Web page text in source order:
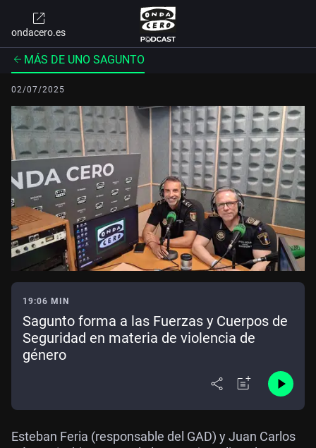
ondacero.es
MÁS DE UNO SAGUNTO
02/07/2025
19:06 MIN
Sagunto forma a las Fuerzas y Cuerpos de
Seguridad en materia de violencia de
género
Esteban Feria (responsable del GAD) y Juan Carlos